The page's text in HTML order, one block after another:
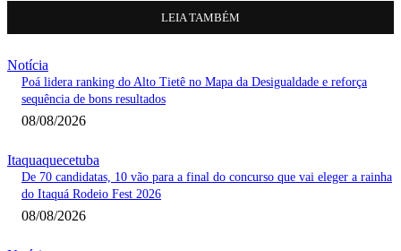
LEIA TAMBÉM
Notícia
Poá lidera ranking do Alto Tietê no Mapa da Desigualdade e reforça
sequência de bons resultados
08/08/2026
Itaquaquecetuba
De 70 candidatas, 10 vão para a final do concurso que vai eleger a rainha
do Itaquá Rodeio Fest 2026
08/08/2026